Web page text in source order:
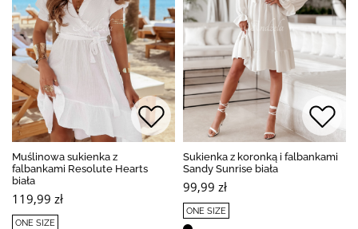
Muślinowa sukienka z
falbankami Resolute Hearts
biała
119,99 zł
ONE SIZE
Sukienka z koronką i falbankami
Sandy Sunrise biała
99,99 zł
ONE SIZE